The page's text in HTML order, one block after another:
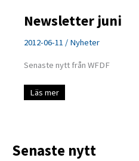
Newsletter juni
2012-06-11 / Nyheter
Senaste nytt från WFDF
Newsletter
juni
Läs mer
Senaste nytt